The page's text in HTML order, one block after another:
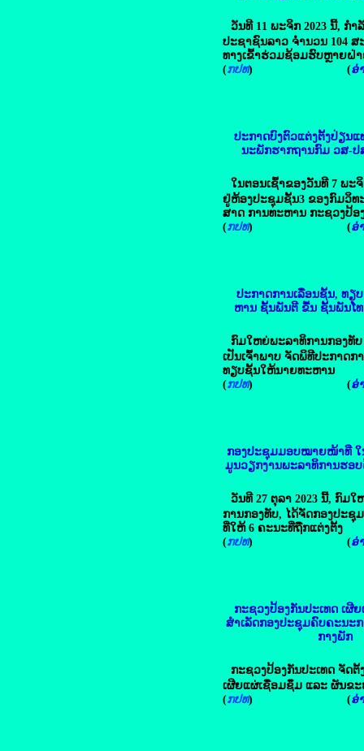
ວັນທີ 11 ພະຈິກ 2023 ນີ້, ກຳ
ປະຊາຊົນລາວ ຈໍານວນ 104 ສ
ທາງເຂົ້າຮ່ວມຊ້ອມຮົບຫຼາຍຝ່
(ກປທ) (ອ່
ປະກາດບົງຕົວແຕ່ງຕັ້ງປ່ຽນແ
ນະພັກຮາກຖານກົມ ວສ-ປ
ໃນຕອນເຊົ້າຂອງວັນທີ 7 ພະຈິ
ຢູ່ຫ້ອງປະຊຸມຊັ້ນ3 ຂອງກົມວິທ
ສາດ ການທະຫານ ກະຊວງປ້ອ
(ກປທ) (ອ່
ປະກາດການເລື່ອນຊັ້ນ, ທຽ
ຫານ ຊັ້ນພັນຕີ ຂື້ນ ຊັ້ນພັນໂທ
ກົມໃຫຍ່ພະລາທິການກອງທັ
ເປັນເຈົ້າພາບ ຈັດພິທີປະກາດກ
ທຽບຊັ້ນໃຫ້ນາຍທະຫານ
(ກປທ) (ອ່
ກອງປະຊຸມມອບໝາຍໜ້າທີ່ ໃ
ມູນວຽກງານພະລາທິການຮອບ
ວັນທີ 27 ຕຸລາ 2023 ນີ້, ກົມ
ການກອງທັບ, ໄດ້ຈັດກອງປະ
ທີ່ໃຫ້ 6 ຄະນະທີ່ຖືກແຕ່ງຕັ້ງ
(ກປທ) (ອ່
ກະຊວງປ້ອງກັນປະເທດ ເຜີ
ສຳເລັດກອງປະຊຸມຄົບຄະນະ
ກາງພັກ
ກະຊວງປ້ອງກັນປະເທດ ຈັດຕັ້
ເຜີຍແຜ່ເຊື່ອມຊຶມ ແລະ ຜັນຂ
(ກປທ) (ອ່